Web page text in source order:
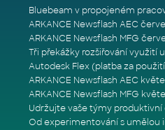
ARKANCE Newsflash AEC
ARKANCE Newsflash MFG
ARKANCE Newsflash AEC
ARKANCE Newsflash MFG